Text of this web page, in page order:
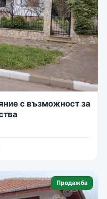
с възможност за
Продажба